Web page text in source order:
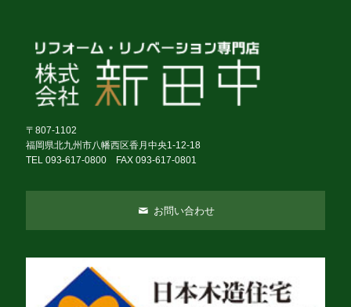
〒807-1102
福岡県北九州市八幡西区香月中央1-12-18
TEL 093-617-0800 FAX 093-617-0801
お問い合わせ